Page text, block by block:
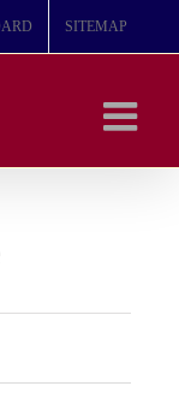
SITEMAP